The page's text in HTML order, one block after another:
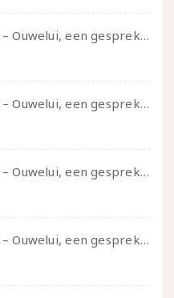
Ongehoord – Aflevering 41 – Ouwelui, een gesprek met Marcelle over polyamorie op latere leeftijd, (mantel)zorg voor je partners en seksueel plezier.
Ongehoord – Aflevering 40 – Ouwelui, een gesprek met Sadie Lune over vormende relaties en de geschiedenis van de queer pornobeweging
Ongehoord – Aflevering 39 – Ouwelui, een gesprek met Pepijn en Ivo over hun regenbooggezin, eigenzinnig ouder worden en Cruise Control
Ongehoord – Aflevering 38 – Ouwelui, een gesprek met vreer over behoefte aan geborgenheid en het behouden van je idealen